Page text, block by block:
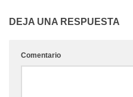
DEJA UNA RESPUESTA
Comentario